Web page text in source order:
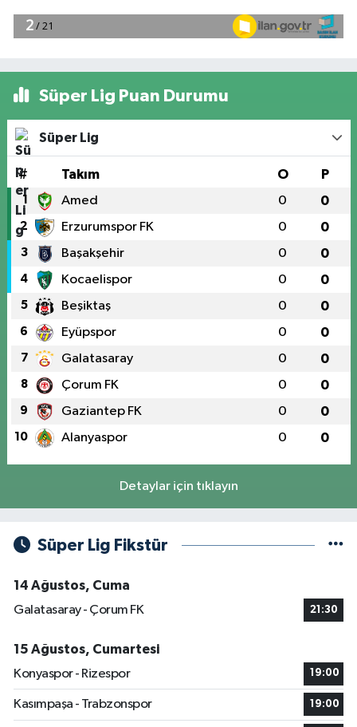
Süper Lig Puan Durumu
Süper Lig
# Takım O P
1 Amed 0 0
2 Erzurumspor FK 0 0
3 Başakşehir 0 0
4 Kocaelispor 0 0
5 Beşiktaş 0 0
6 Eyüpspor 0 0
7 Galatasaray 0 0
8 Çorum FK 0 0
9 Gaziantep FK 0 0
10 Alanyaspor 0 0
Detaylar için tıklayın
Süper Lig Fikstür
14 Ağustos, Cuma
Galatasaray - Çorum FK
21:30
15 Ağustos, Cumartesi
Konyaspor - Rizespor
19:00
Kasımpaşa - Trabzonspor 19:00